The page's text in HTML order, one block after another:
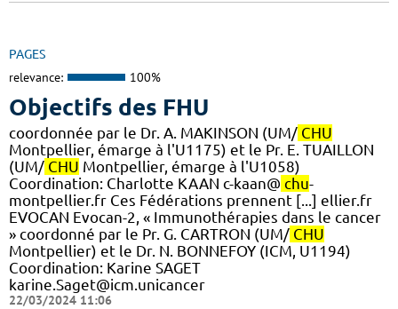
PAGES
relevance: 100%
Objectifs des FHU
coordonnée par le Dr. A. MAKINSON (UM/ CHU
Montpellier, émarge à l'U1175) et le Pr. E. TUAILLON
(UM/ CHU Montpellier, émarge à l'U1058) ​
Coordination: Charlotte KAAN c-kaan@ chu-
montpellier.fr Ces Fédérations prennent [...] ellier.fr
EVOCAN Evocan-2, « Immunothérapies dans le cancer
» coordonné par le Pr. G. CARTRON (UM/ CHU
Montpellier) et le Dr. N. BONNEFOY (ICM, U1194)
Coordination: Karine SAGET
karine.Saget@icm.unicancer
22/03/2024 11:06